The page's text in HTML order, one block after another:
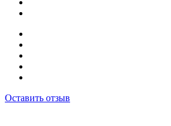
Оставить отзыв